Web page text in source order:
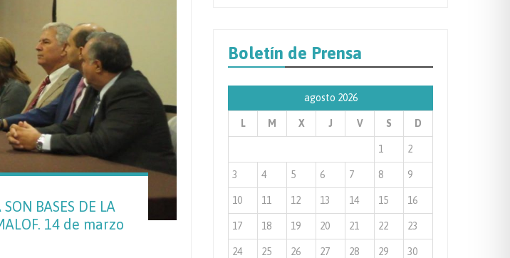
BASES DE LA
14 de marzo
Prensa
Boletín de Prensa
agosto 2026
L M X J V S D
1 2
3 4 5 6 7 8 9
10 11 12 13 14 15 16
17 18 19 20 21 22 23
24 25 26 27 28 29 30